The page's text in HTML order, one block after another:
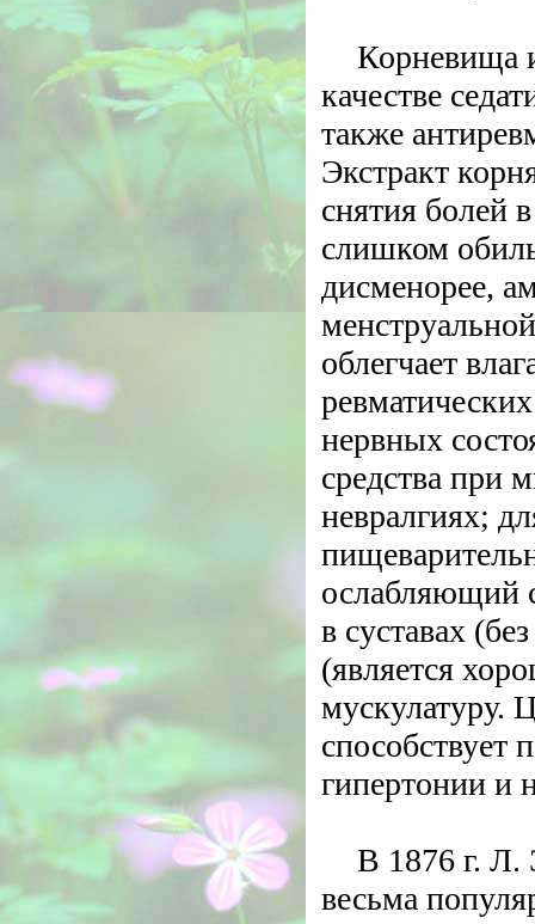
Корневища
качестве
также
Экстракт
снятия болей
слишком
дисменорее,
облегчает
нервных
средства при
невралгиях;
ослабляющий
в суставах
(является
мускулатуру.
способствует
гипертонии и
В 1876 г. Л.
весьма